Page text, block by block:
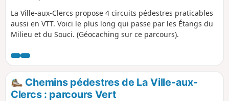
La Ville-aux-Clercs propose 4 circuits pédestres praticables
aussi en VTT. Voici le plus long qui passe par les Étangs du
Milieu et du Souci. (Géocaching sur ce parcours).
Chemins pédestres de La Ville-aux-
Clercs : parcours Vert